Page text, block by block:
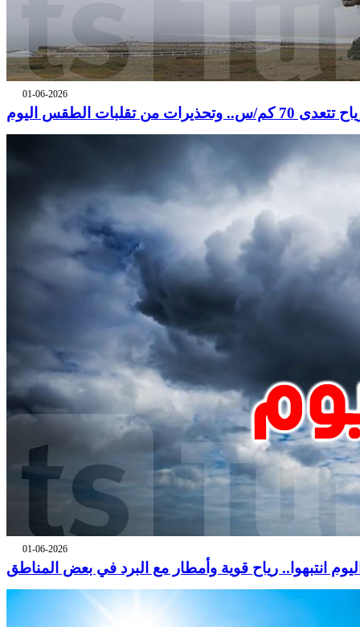
01-06-2026
70 كم/س.. وتحذيرات من تقلبات الطقس اليوم
01-06-2026
انتبهوا.. رياح قوية وأمطار مع البرد في بعض المناطق